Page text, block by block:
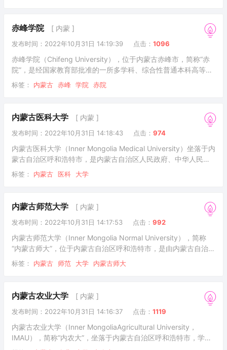
赤峰学院 [ 内蒙 ]
发布时间：2022年10月31日 14:19:39 点击： 1096
赤峰学院（Chifeng University），位于内蒙古赤峰市，简称“赤
院”，是经国家教育部批准的一所多学科、综合性普通本科高等学
校，入选内蒙古自治区级综合改革试点项目，为联合国教科文组
织中国创业教育联盟理事单位。
标签： 内蒙古 赤峰 学院 赤院
内蒙古医科大学 [ 内蒙 ]
发布时间：2022年10月31日 14:18:43 点击： 974
内蒙古医科大学（Inner Mongolia Medical University）坐落于内
蒙古自治区呼和浩特市，是内蒙古自治区人民政府、中华人民共
和国国家卫生健康委员会、教育部共建高校，也是“卓越医生教育
培养计划”试点高校、中西部高校基础能力建设工程高校。
标签： 内蒙古 医科 大学
内蒙古师范大学 [ 内蒙 ]
发布时间：2022年10月31日 14:17:53 点击： 992
内蒙古师范大学（Inner Mongolia Normal University），简称
“内蒙古师大”，位于内蒙古自治区呼和浩特市，是由内蒙古自治区
人民政府举办的普通高等学校，是中华人民共和国成立后党和国
家在边疆少数民族地区最早建立的高等学校，自治区重点大学，
国家及自治区环境与可持续发展教育培训基地、国家级社会体育
指导员培训基地、自治区民族雕塑研究中心、专业艺术创作基
地、人文社科普及基地，是自治区各类体育专业人才和全国八省
区蒙古族体育人才、
标签： 内蒙古 师范 大学 内蒙古师大
内蒙古农业大学 [ 内蒙 ]
发布时间：2022年10月31日 14:16:37 点击： 1119
内蒙古农业大学（Inner MongoliaAgricultural University，
IMAU），简称“内农大”，坐落于内蒙古自治区呼和浩特市，学校
是原国家林业局和内蒙古自治区人民政府共建的一所全日制普通